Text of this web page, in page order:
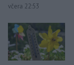
včera 22:53